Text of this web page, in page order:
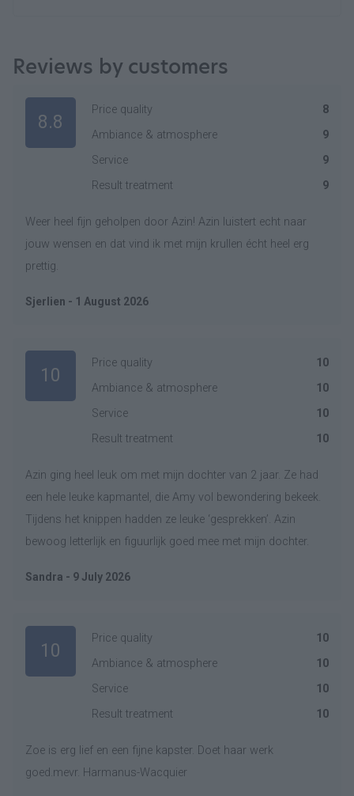
Reviews by customers
8.8
Price quality
8
Ambiance & atmosphere
9
Service
9
Result treatment
9
Weer heel fijn geholpen door Azin! Azin luistert echt naar
jouw wensen en dat vind ik met mijn krullen écht heel erg
prettig.
Sjerlien - 1 August 2026
10
Price quality
10
Ambiance & atmosphere
10
Service
10
Result treatment
10
Azin ging heel leuk om met mijn dochter van 2 jaar. Ze had
een hele leuke kapmantel, die Amy vol bewondering bekeek.
Tijdens het knippen hadden ze leuke ‘gesprekken’. Azin
bewoog letterlijk en figuurlijk goed mee met mijn dochter.
Sandra - 9 July 2026
10
Price quality
10
Ambiance & atmosphere
10
Service
10
Result treatment
10
Zoe is erg lief en een fijne kapster. Doet haar werk
goed.mevr. Harmanus-Wacquier